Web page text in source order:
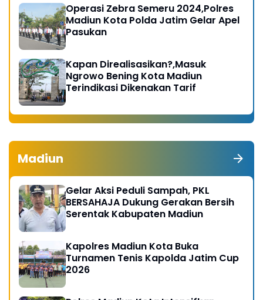
Operasi Zebra Semeru 2024,Polres
Madiun Kota Polda Jatim Gelar Apel
Pasukan
Kapan Direalisasikan?,Masuk
Ngrowo Bening Kota Madiun
Terindikasi Dikenakan Tarif
Madiun
Gelar Aksi Peduli Sampah, PKL
BERSAHAJA Dukung Gerakan Bersih
Serentak Kabupaten Madiun
Kapolres Madiun Kota Buka
Turnamen Tenis Kapolda Jatim Cup
2026